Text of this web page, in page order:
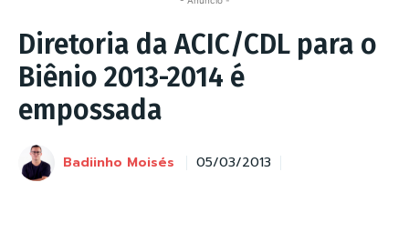
Diretoria da ACIC/CDL para o
Biênio 2013-2014 é
empossada
Badiinho Moisés 05/03/2013